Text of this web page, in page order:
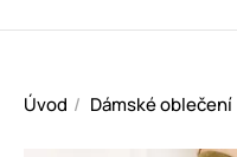
Úvod Dámské oblečení